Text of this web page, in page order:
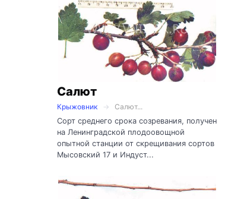
Салют
Крыжовник
Салют...
Сорт среднего срока созревания, получен
на Ленинградской плодоовощной
опытной станции от скрещивания сортов
Мысовский 17 и Индуст...